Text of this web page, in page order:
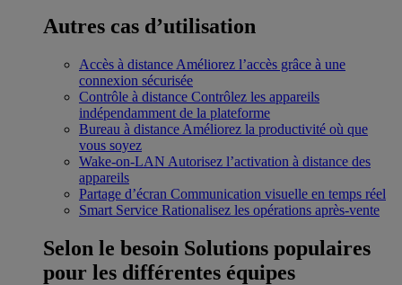
Autres cas d’utilisation
Accès à distance Améliorez l’accès grâce à une
connexion sécurisée
Contrôle à distance Contrôlez les appareils
indépendamment de la plateforme
Bureau à distance Améliorez la productivité où que
vous soyez
Wake-on-LAN Autorisez l’activation à distance des
appareils
Partage d’écran Communication visuelle en temps réel
Smart Service Rationalisez les opérations après-vente
Selon le besoin Solutions populaires
pour les différentes équipes